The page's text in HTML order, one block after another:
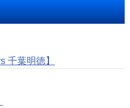
千葉明徳】